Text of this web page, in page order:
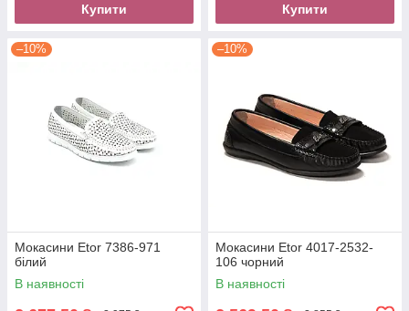
Купити Купити
–10%
Мокасини Etor 7386-971
білий
В наявності
–10%
Мокасини Etor 4017-2532-
106 чорний
В наявності